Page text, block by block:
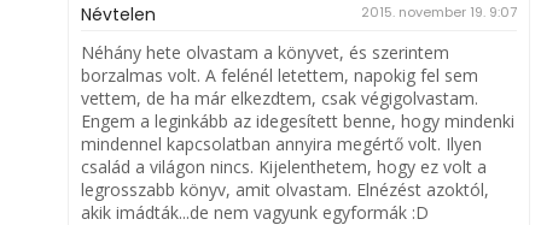
Névtelen 2015. november 19. 9:07
Néhány hete olvastam a könyvet, és szerintem
borzalmas volt. A felénél letettem, napokig fel sem
vettem, de ha már elkezdtem, csak végigolvastam.
Engem a leginkább az idegesített benne, hogy mindenki
mindennel kapcsolatban annyira megértő volt. Ilyen
család a világon nincs. Kijelenthetem, hogy ez volt a
legrosszabb könyv, amit olvastam. Elnézést azoktól,
akik imádták...de nem vagyunk egyformák :D